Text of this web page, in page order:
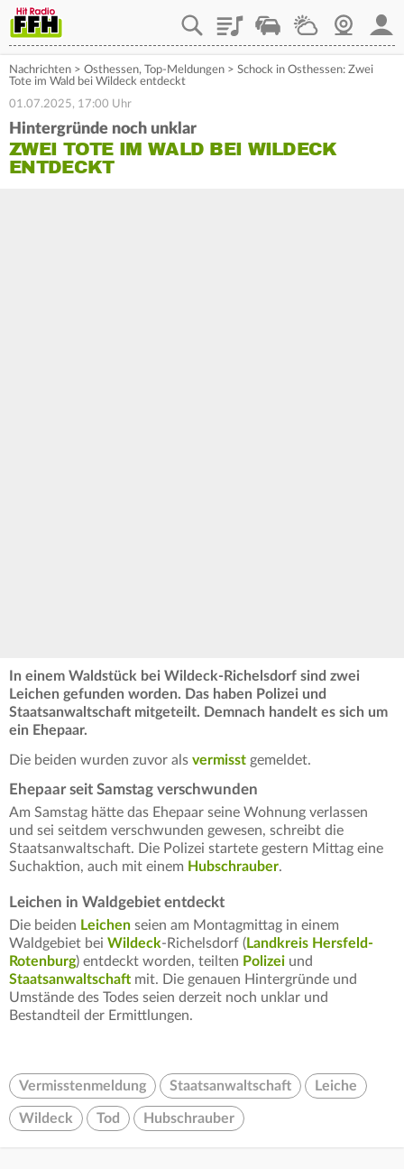
PlaylistStaupilotWetterWebcam
Nachrichten > Osthessen, Top-Meldungen > Schock in Osthessen: Zwei
Tote im Wald bei Wildeck entdeckt
01.07.2025, 17:00 Uhr
Hintergründe noch unklar
ZWEI TOTE IM WALD BEI WILDECK
ENTDECKT
In einem Waldstück bei Wildeck-Richelsdorf sind zwei
Leichen gefunden worden. Das haben Polizei und
Staatsanwaltschaft mitgeteilt. Demnach handelt es sich um
ein Ehepaar.
Die beiden wurden zuvor als vermisst gemeldet.
Ehepaar seit Samstag verschwunden
Am Samstag hätte das Ehepaar seine Wohnung verlassen
und sei seitdem verschwunden gewesen, schreibt die
Staatsanwaltschaft. Die Polizei startete gestern Mittag eine
Suchaktion, auch mit einem Hubschrauber.
Leichen in Waldgebiet entdeckt
Die beiden Leichen seien am Montagmittag in einem
Waldgebiet bei Wildeck-Richelsdorf (Landkreis Hersfeld-
Rotenburg) entdeckt worden, teilten Polizei und
Staatsanwaltschaft mit. Die genauen Hintergründe und
Umstände des Todes seien derzeit noch unklar und
Bestandteil der Ermittlungen.
Vermisstenmeldung Staatsanwaltschaft Leiche
Wildeck Tod Hubschrauber